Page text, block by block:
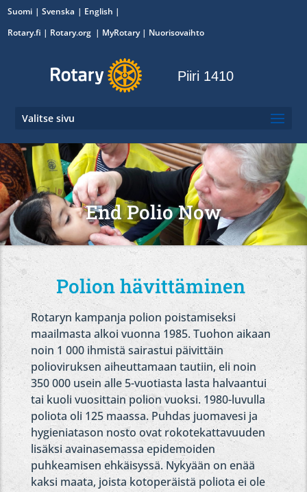
Suomi Svenska
English
Rotary.fi | Rotary.org | MyRotary| Nuorisovaihto
Piiri 1410
Valitse sivu
End Polio Now
Polion hävittäminen
Rotaryn kampanja polion poistamiseksi
maailmasta alkoi vuonna 1985. Tuohon aikaan
noin 1 000 ihmistä sairastui päivittäin
polioviruksen aiheuttamaan tautiin, eli noin
350 000 usein alle 5-vuotiasta lasta halvaantui
tai kuoli vuosittain polion vuoksi. 1980-luvulla
poliota oli 125 maassa. Puhdas juomavesi ja
hygieniatason nosto ovat rokotekattavuuden
lisäksi avainasemassa epidemoiden
puhkeamisen ehkäisyssä. Nykyään on enää
kaksi maata, joista kotoperäistä poliota ei ole